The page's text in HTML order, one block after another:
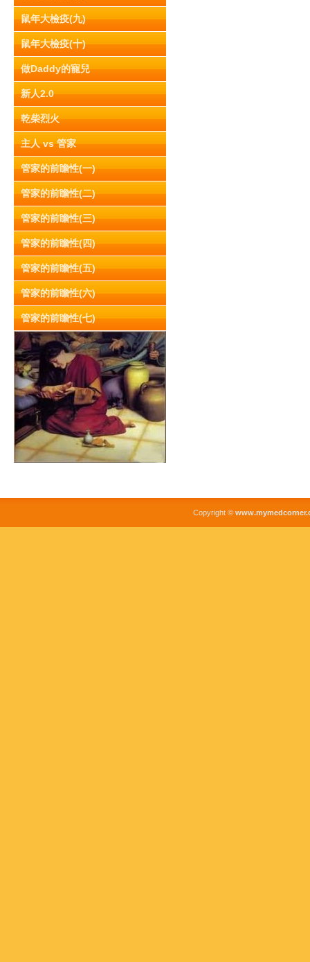
鼠年大檢疫(九)
鼠年大檢疫(十)
做Daddy的寵兒
新人2.0
乾柴烈火
主人 vs 管家
管家的前瞻性(一)
管家的前瞻性(二)
管家的前瞻性(三)
管家的前瞻性(四)
管家的前瞻性(五)
管家的前瞻性(六)
管家的前瞻性(七)
Copyright ©